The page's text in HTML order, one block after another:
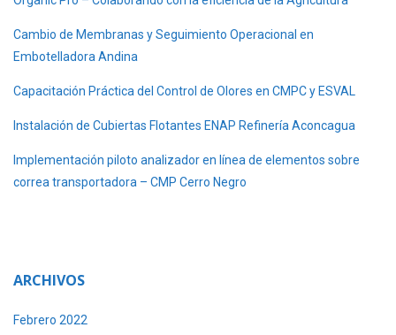
Cambio de Membranas y Seguimiento Operacional en
Embotelladora Andina
Capacitación Práctica del Control de Olores en CMPC y ESVAL
Instalación de Cubiertas Flotantes ENAP Refinería Aconcagua
Implementación piloto analizador en línea de elementos sobre
correa transportadora – CMP Cerro Negro
ARCHIVOS
Febrero 2022